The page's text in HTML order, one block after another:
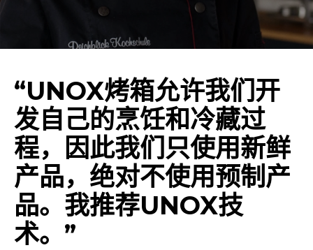
“UNOX烤箱允许我们开
发自己的烹饪和冷藏过
程，因此我们只使用新鲜
产品，绝对不使用预制产
品。我推荐UNOX技
术。”